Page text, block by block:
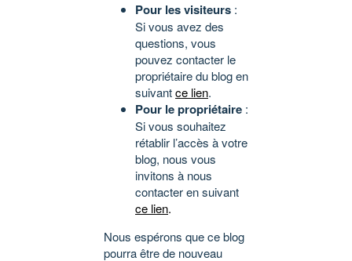
Pour les visiteurs :
Si vous avez des
questions, vous
pouvez contacter le
propriétaire du blog en
suivantce lien.
Pour le propriétaire :
Si vous souhaitez
rétablir l’accès à votre
blog, nous vous
invitons à nous
contacter en suivant
ce lien.
Nous espérons que ce blog
pourra être de nouveau